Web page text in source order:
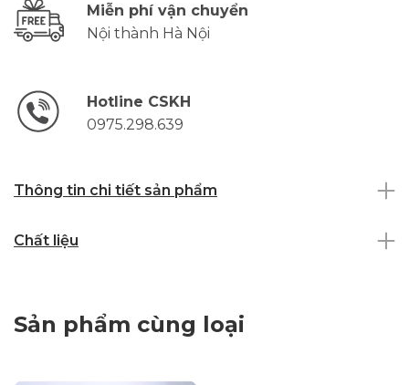
Miễn phí vận chuyển
Nội thành Hà Nội
Hotline CSKH
0975.298.639
Thông tin chi tiết sản phẩm
Chất liệu
Sản phẩm cùng loại